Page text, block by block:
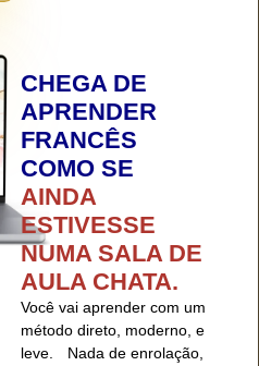
CHEGA DE
APRENDER
FRANCÊS
COMO SE
AINDA
ESTIVESSE
NUMA SALA DE
AULA CHATA.
Você vai aprender com um
método direto, moderno, e
leve. Nada de enrolação,